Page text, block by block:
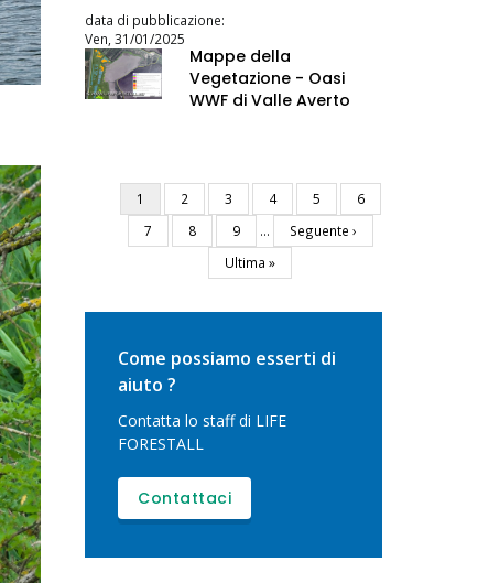
data di pubblicazione:
Ven, 31/01/2025
Mappe della
Vegetazione - Oasi
WWF di Valle Averto
Paginazione
Pagina
attuale
1 Pagina
2 Pagina
3 Pagina
4 Pagina
5 Pagina
6
Pagina
7 Pagina
8 Pagina
9 …
Pagina
successiva
Seguente ›
Ultima
pagina
Ultima »
Come possiamo esserti di
aiuto ?
Contatta lo staff di LIFE
FORESTALL
Contattaci